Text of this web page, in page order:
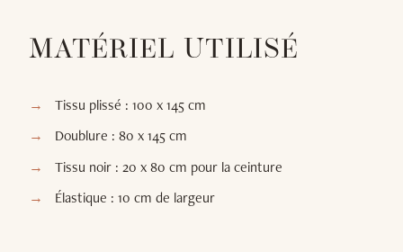
MATÉRIEL UTILISÉ
Tissu plissé : 100 x 145 cm
Doublure : 80 x 145 cm
Tissu noir : 20 x 80 cm pour la ceinture
Élastique : 10 cm de largeur